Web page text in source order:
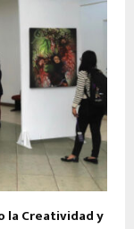
la Creatividad y